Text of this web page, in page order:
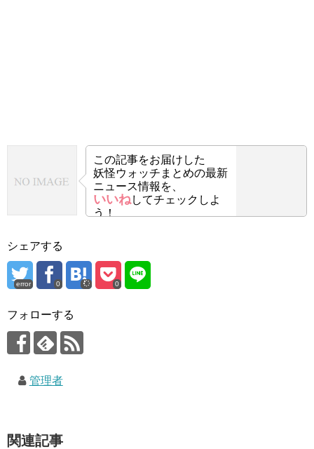
この記事をお届けした
妖怪ウォッチまとめの最新
ニュース情報を、
いいねしてチェックしよ
う！
シェアする
error 0 0
フォローする
管理者
関連記事